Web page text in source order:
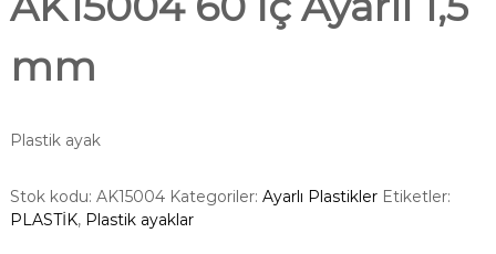
mm
Plastik ayak
Stok kodu: AK15004 Kategoriler: Ayarlı Plastikler Etiketler:
PLASTİK, Plastik ayaklar